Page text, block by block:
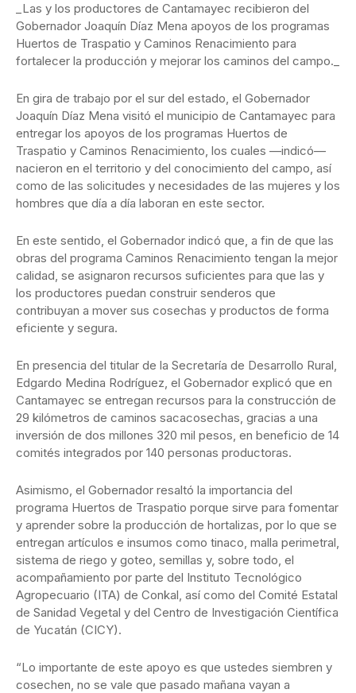
_Las y los productores de Cantamayec recibieron del
Gobernador Joaquín Díaz Mena apoyos de los programas
Huertos de Traspatio y Caminos Renacimiento para
fortalecer la producción y mejorar los caminos del campo._
En gira de trabajo por el sur del estado, el Gobernador
Joaquín Díaz Mena visitó el municipio de Cantamayec para
entregar los apoyos de los programas Huertos de
Traspatio y Caminos Renacimiento, los cuales —indicó—
nacieron en el territorio y del conocimiento del campo, así
como de las solicitudes y necesidades de las mujeres y los
hombres que día a día laboran en este sector.
En este sentido, el Gobernador indicó que, a fin de que las
obras del programa Caminos Renacimiento tengan la mejor
calidad, se asignaron recursos suficientes para que las y
los productores puedan construir senderos que
contribuyan a mover sus cosechas y productos de forma
eficiente y segura.
En presencia del titular de la Secretaría de Desarrollo Rural,
Edgardo Medina Rodríguez, el Gobernador explicó que en
Cantamayec se entregan recursos para la construcción de
29 kilómetros de caminos sacacosechas, gracias a una
inversión de dos millones 320 mil pesos, en beneficio de 14
comités integrados por 140 personas productoras.
Asimismo, el Gobernador resaltó la importancia del
programa Huertos de Traspatio porque sirve para fomentar
y aprender sobre la producción de hortalizas, por lo que se
entregan artículos e insumos como tinaco, malla perimetral,
sistema de riego y goteo, semillas y, sobre todo, el
acompañamiento por parte del Instituto Tecnológico
Agropecuario (ITA) de Conkal, así como del Comité Estatal
de Sanidad Vegetal y del Centro de Investigación Científica
de Yucatán (CICY).
“Lo importante de este apoyo es que ustedes siembren y
cosechen, no se vale que pasado mañana vayan a